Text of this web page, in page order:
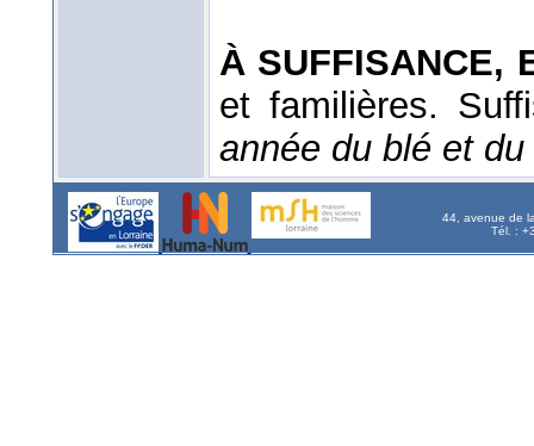
À SUFFISANCE,
et familières.
année du blé et
44, avenue de
Tél. :